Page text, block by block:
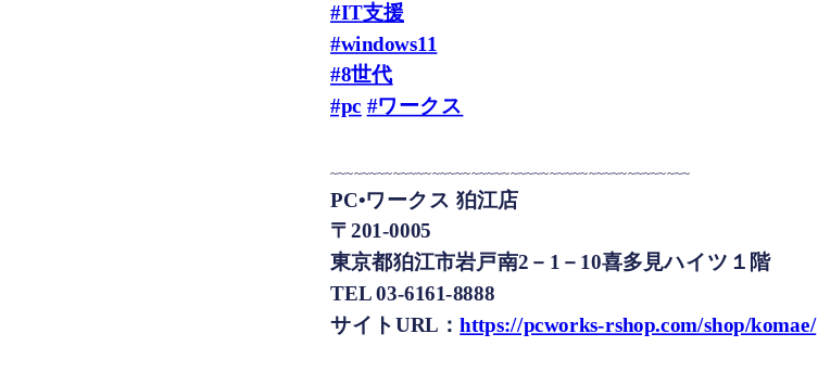
#IT支援
#windows11
#8世代
#pc #ワークス
~~~~~~~~~~~~~~~~~~~~~~~~~~~~~~~~~~~~~~~~~~~~~~
PC•ワークス 狛江店
〒201-0005
東京都狛江市岩戸南2－1－10喜多見ハイツ１階
TEL 03-6161-8888
サイトURL：https://pcworks-rshop.com/shop/komae/